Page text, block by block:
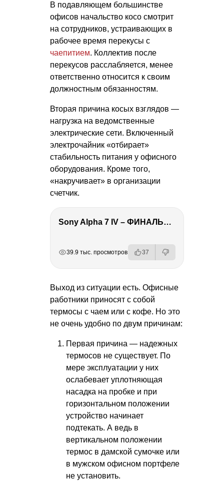
В подавляющем большинстве
офисов начальство косо смотрит
на сотрудников, устраивающих в
рабочее время перекусы с
чаепитием. Коллектив после
перекусов расслабляется, менее
ответственно относится к своим
должностным обязанностям.
Вторая причина косых взглядов —
нагрузка на ведомственные
электрические сети. Включенный
электрочайник «отбирает»
стабильность питания у офисного
оборудования. Кроме того,
«накручивает» в организации
счетчик.
Sony Alpha 7 IV – ФИНАЛЬНЫЙ ОБЗОР
39.9 тыс. просмотров 37
Выход из ситуации есть. Офисные
работники приносят с собой
термосы с чаем или с кофе. Но это
не очень удобно по двум причинам:
Первая причина — надежных
термосов не существует. По
мере эксплуатации у них
ослабевает уплотняющая
насадка на пробке и при
горизонтальном положении
устройство начинает
подтекать. А ведь в
вертикальном положении
термос в дамской сумочке или
в мужском офисном портфеле
не установить.